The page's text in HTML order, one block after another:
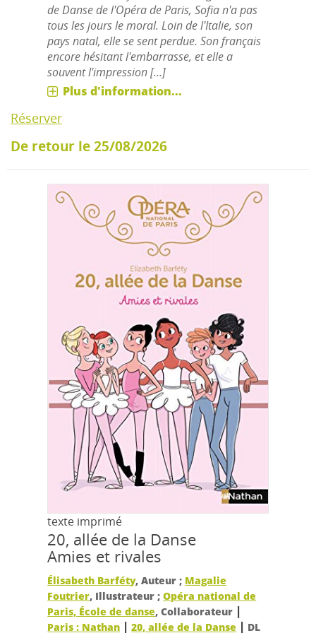
de Danse de l'Opéra de Paris, Sofia n'a pas
tous les jours le moral. Loin de l'Italie, son
pays natal, elle se sent perdue. Son français
encore hésitant l'embarrasse, et elle a
souvent l'impression [...]
Plus d'information...
Réserver
De retour le 25/08/2026
texte imprimé
20, allée de la Danse
Amies et rivales
Élisabeth Barféty, Auteur ; Magalie
Foutrier, Illustrateur ;Opéra national de
Paris, École de danse, Collaborateur |
Paris : Nathan |20, allée de la Danse | DL